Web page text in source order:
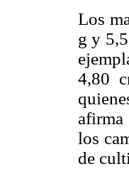
Los
g y
4,80
los
de